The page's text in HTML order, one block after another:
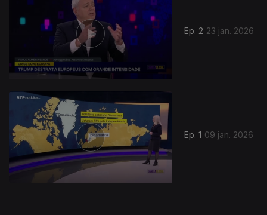
Ep. 2 23 jan. 2026
Ep. 1 09 jan. 2026